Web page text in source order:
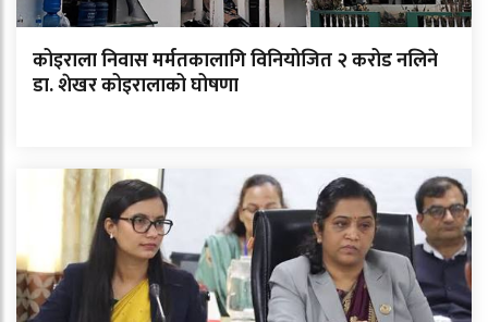
कोइराला निवास मर्मतकालागि विनियोजित २ करोड नलिने
डा. शेखर कोइरालाको घोषणा